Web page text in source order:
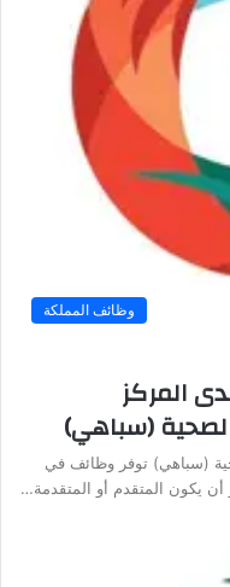
وظائف المملكة
المركز
(سباهي)
(سباهي) توفر وظائف في
يكون المتقدم أو المتقدمة…